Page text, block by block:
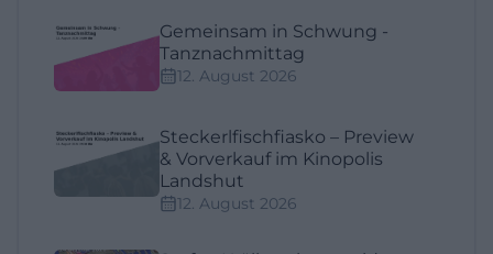
Gemeinsam in Schwung -
Tanznachmittag
12. August 2026
Steckerlfischfiasko – Preview
& Vorverkauf im Kinopolis
Landshut
12. August 2026